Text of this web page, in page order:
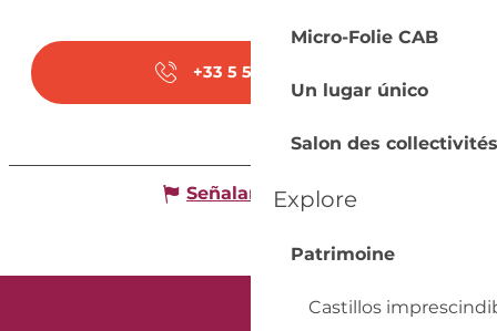
Micro-Folie CAB
Un lugar único
Salon des
Explore
Patrimoine
Castillos
+33 5 54 07 36
Señalar un error